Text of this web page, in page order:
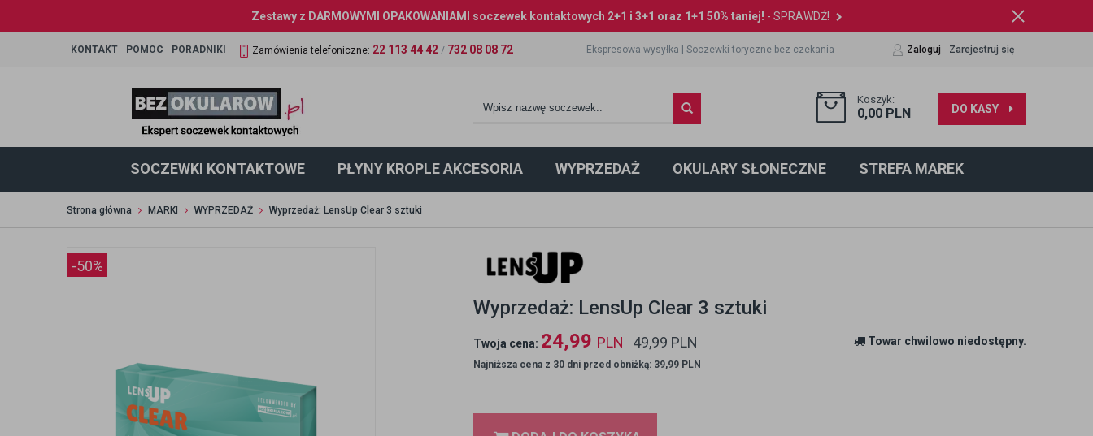
Zestawy z DARMOWYMI OPAKOWANIAMI soczewek kontaktowych 2+1 i 3+1 oraz 1+1 50% taniej! - SPRAWDŹ!
KONTAKT POMOC PORADNIKI Zamówienia telefoniczne: 22 113 44 42 / 732 08 08 72 Ekspresowa wysyłka |Soczewki toryczne bez czekania Zaloguj Zarejestruj się
Koszyk:
0,00 PLN DO KASY
SOCZEWKI KONTAKTOWE PŁYNY KROPLE AKCESORIA WYPRZEDAŻ OKULARY SŁONECZNE STREFA MAREK
Strona główna MARKI WYPRZEDAŻ Wyprzedaż: LensUp Clear 3 sztuki
-50%
Wyprzedaż: LensUp Clear 3 sztuki
Twoja cena: 24,99 PLN 49,99PLN Towar chwilowo niedostępny.
Najniższa cena z 30 dni przed obniżką: 39,99 PLN